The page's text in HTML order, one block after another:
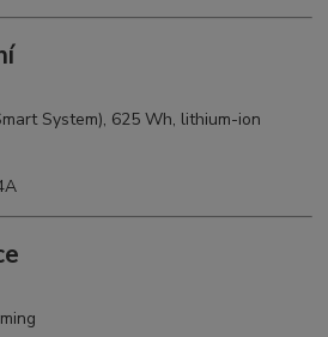
System), 625 Wh, lithium-ion